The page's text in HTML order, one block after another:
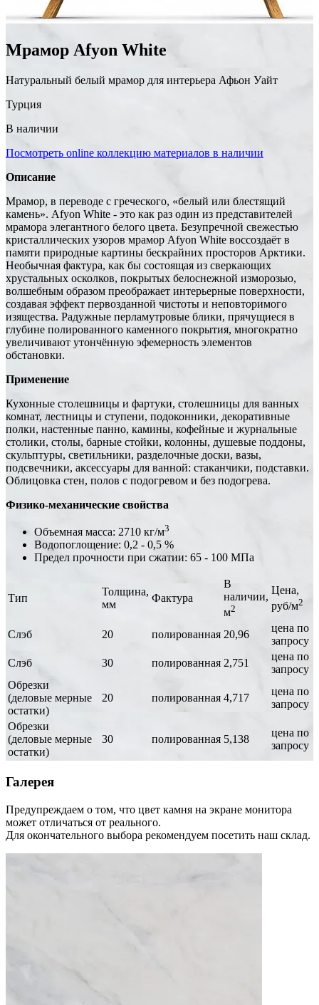
Мрамор Afyon White
Натуральный белый мрамор для интерьера Афьон Уайт
Турция
В наличии
Посмотреть online коллекцию материалов в наличии
Описание
Мрамор, в переводе с греческого, «белый или блестящий
камень». Afyon White - это как раз один из представителей
мрамора элегантного белого цвета. Безупречной свежестью
кристаллических узоров мрамор Afyon White воссоздаёт в
памяти природные картины бескрайних просторов Арктики.
Необычная фактура, как бы состоящая из сверкающих
хрустальных осколков, покрытых белоснежной изморозью,
волшебным образом преображает интерьерные поверхности,
создавая эффект первозданной чистоты и неповторимого
изящества. Радужные перламутровые блики, прячущиеся в
глубине полированного каменного покрытия, многократно
увеличивают утончённую эфемерность элементов
обстановки.
Применение
Кухонные столешницы и фартуки, столешницы для ванных
комнат, лестницы и ступени, подоконники, декоративные
полки, настенные панно, камины, кофейные и журнальные
столики, столы, барные стойки, колонны, душевые поддоны,
скульптуры, светильники, разделочные доски, вазы,
подсвечники, аксессуары для ванной: стаканчики, подставки.
Облицовка стен, полов с подогревом и без подогрева.
Физико-механические свойства
Объемная масса: 2710 кг/м3
Водопоглощение: 0,2 - 0,5 %
Предел прочности при сжатии: 65 - 100 МПа
Тип
Толщина,
мм
Фактура
В
наличии,
м2
Цена,
руб/м2
Слэб 20 полированная 20,96
цена по
запросу
Слэб
30 полированная 2,751
цена по
запросу
Обрезки
(деловые мерные
остатки)
20 полированная 4,717
цена по
запросу
Обрезки
(деловые мерные
остатки)
30 полированная 5,138
цена по
запросу
Галерея
Предупреждаем о том, что цвет камня на экране монитора
может отличаться от реального.
Для окончательного выбора рекомендуем посетить наш склад.